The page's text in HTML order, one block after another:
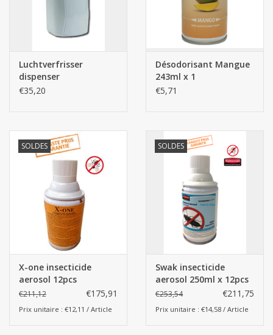
Luchtverfrisser
dispenser
€35,20
Désodorisant Mangue
243ml x 1
€5,71
SOLDES
X-one insecticide
aerosol 12pcs
€211,12 €175,91
Prix unitaire : €12,11 / Article
SOLDES
Swak insecticide
aerosol 250ml x 12pcs
(boîte)
€253,54 €211,75
Prix unitaire : €14,58 / Article